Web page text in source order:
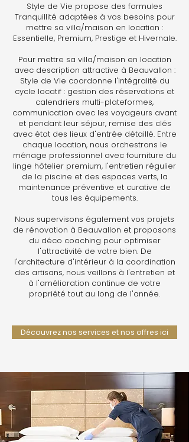
Style de Vie propose des formules
Tranquillité adaptées à vos besoins pour
mettre sa villa/maison en location :
Essentielle, Premium, Prestige et Hivernale.
Pour mettre sa villa/maison en location
avec description attractive à Beauvallon :
Style de Vie coordonne l'intégralité du
cycle locatif : gestion des réservations et
calendriers multi-plateformes,
communication avec les voyageurs avant
et pendant leur séjour, remise des clés
avec état des lieux d'entrée détaillé. Entre
chaque location, nous orchestrons le
ménage professionnel avec fourniture du
linge hôtelier premium, l'entretien régulier
de la piscine et des espaces verts, la
maintenance préventive et curative de
tous les équipements.
Nous supervisons également vos projets
de rénovation à Beauvallon et proposons
du déco coaching pour optimiser
l'attractivité de votre bien. De
l'architecture d'intérieur à la coordination
des artisans, nous veillons à l'entretien et
à l'amélioration continue de votre
propriété tout au long de l'année.
Découvrez nos services et nos offres ici